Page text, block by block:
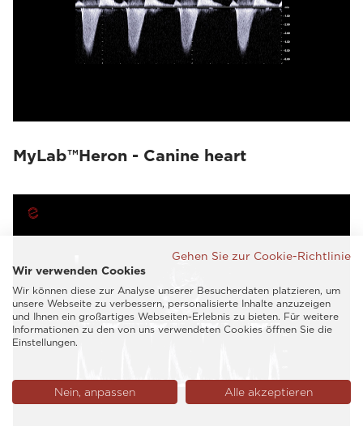
MyLab™Heron - Canine heart
Gehen Sie zur Cookie-Richtlinie
Wir verwenden Cookies
Wir können diese zur Analyse unserer Besucherdaten platzieren, um
unsere Webseite zu verbessern, personalisierte Inhalte anzuzeigen
und Ihnen ein großartiges Webseiten-Erlebnis zu bieten. Für weitere
Informationen zu den von uns verwendeten Cookies öffnen Sie die
Einstellungen.
Nein, anpassen Alle akzeptieren